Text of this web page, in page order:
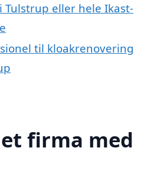
Tulstrup eller hele Ikast-
til kloakrenovering
firma med